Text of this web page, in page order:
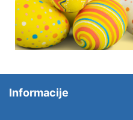
Informacije